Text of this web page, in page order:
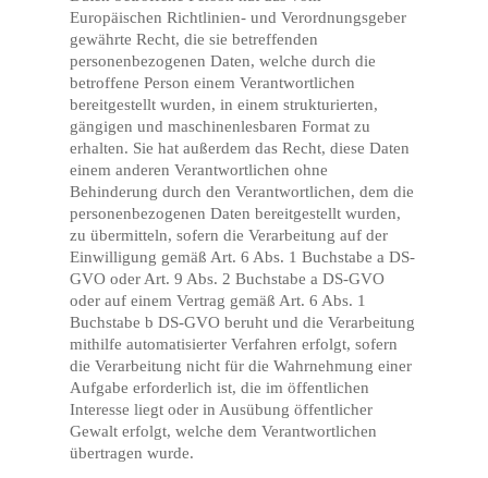
Europäischen Richtlinien- und Verordnungsgeber
gewährte Recht, die sie betreffenden
personenbezogenen Daten, welche durch die
betroffene Person einem Verantwortlichen
bereitgestellt wurden, in einem strukturierten,
gängigen und maschinenlesbaren Format zu
erhalten. Sie hat außerdem das Recht, diese Daten
einem anderen Verantwortlichen ohne
Behinderung durch den Verantwortlichen, dem die
personenbezogenen Daten bereitgestellt wurden,
zu übermitteln, sofern die Verarbeitung auf der
Einwilligung gemäß Art. 6 Abs. 1 Buchstabe a DS-
GVO oder Art. 9 Abs. 2 Buchstabe a DS-GVO
oder auf einem Vertrag gemäß Art. 6 Abs. 1
Buchstabe b DS-GVO beruht und die Verarbeitung
mithilfe automatisierter Verfahren erfolgt, sofern
die Verarbeitung nicht für die Wahrnehmung einer
Aufgabe erforderlich ist, die im öffentlichen
Interesse liegt oder in Ausübung öffentlicher
Gewalt erfolgt, welche dem Verantwortlichen
übertragen wurde.